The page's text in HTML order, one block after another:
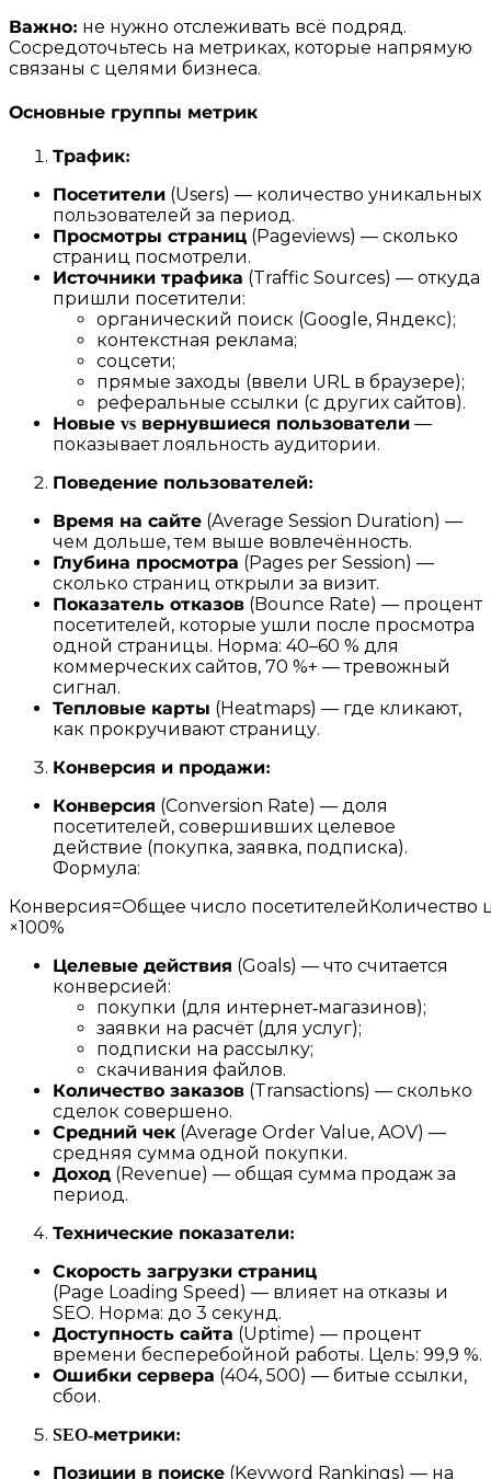
Важно: не нужно отслеживать всё подряд.
Сосредоточьтесь на метриках, которые напрямую
связаны с целями бизнеса.
Основные группы метрик
Трафик:
Посетители (Users) — количество уникальных
пользователей за период.
Просмотры страниц (Pageviews) — сколько
страниц посмотрели.
Источники трафика (Traffic Sources) — откуда
пришли посетители:
органический поиск (Google, Яндекс);
контекстная реклама;
соцсети;
прямые заходы (ввели URL в браузере);
реферальные ссылки (с других сайтов).
Новые vs вернувшиеся пользователи —
показывает лояльность аудитории.
Поведение пользователей:
Время на сайте (Average Session Duration) —
чем дольше, тем выше вовлечённость.
Глубина просмотра (Pages per Session) —
сколько страниц открыли за визит.
Показатель отказов (Bounce Rate) — процент
посетителей, которые ушли после просмотра
одной страницы. Норма: 40–60 % для
коммерческих сайтов, 70 %+ — тревожный
сигнал.
Тепловые карты (Heatmaps) — где кликают,
как прокручивают страницу.
Конверсия и продажи:
Конверсия (Conversion Rate) — доля
посетителей, совершивших целевое
действие (покупка, заявка, подписка).
Формула:
Конверсия=Общее число посетителейКоличество
×100%
Целевые действия (Goals) — что считается
конверсией:
покупки (для интернет‑магазинов);
заявки на расчёт (для услуг);
подписки на рассылку;
скачивания файлов.
Количество заказов (Transactions) — сколько
сделок совершено.
Средний чек (Average Order Value, AOV) —
средняя сумма одной покупки.
Доход (Revenue) — общая сумма продаж за
период.
Технические показатели:
Скорость загрузки страниц
(Page Loading Speed) — влияет на отказы и
SEO. Норма: до 3 секунд.
Доступность сайта (Uptime) — процент
времени бесперебойной работы. Цель: 99,9 %.
Ошибки сервера (404, 500) — битые ссылки,
сбои.
SEO‑метрики:
Позиции в поиске (Keyword Rankings) — на